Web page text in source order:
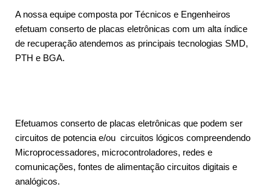
A nossa equipe composta por Técnicos e Engenheiros
efetuam conserto de placas eletrônicas com um alta índice
de recuperação atendemos as principais tecnologias SMD,
PTH e BGA.
Efetuamos conserto de placas eletrônicas que podem ser
circuitos de potencia e/ou circuitos lógicos compreendendo
Microprocessadores, microcontroladores, redes e
comunicações, fontes de alimentação circuitos digitais e
analógicos.